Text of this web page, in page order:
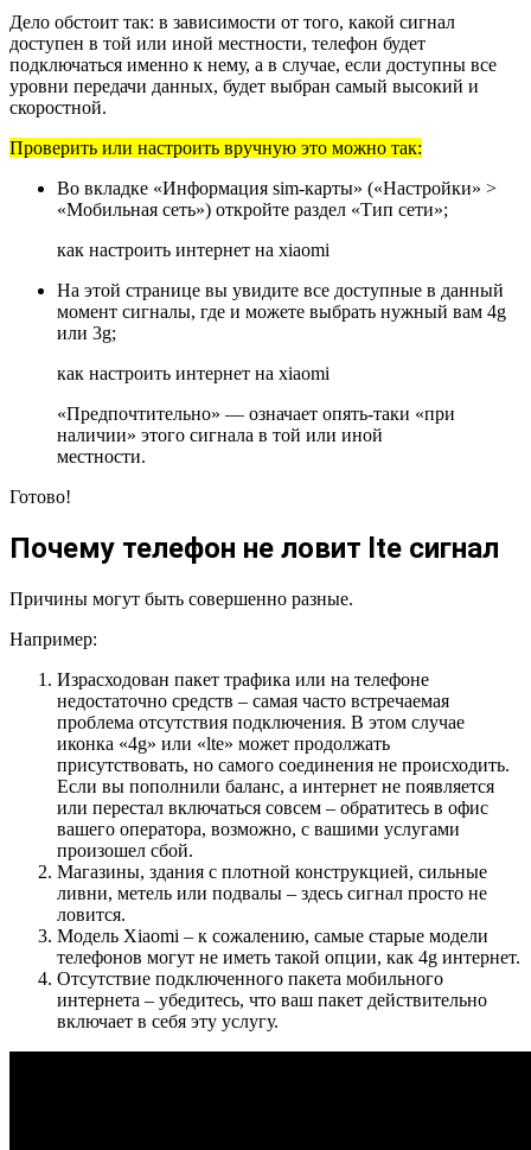
Дело обстоит так: в зависимости от того, какой сигнал
доступен в той или иной местности, телефон будет
подключаться именно к нему, а в случае, если доступны все
уровни передачи данных, будет выбран самый высокий и
скоростной.
Проверить или настроить вручную это можно так:
Во вкладке «Информация sim-карты» («Настройки» >
«Мобильная сеть») откройте раздел «Тип сети»;
как настроить интернет на xiaomi
На этой странице вы увидите все доступные в данный
момент сигналы, где и можете выбрать нужный вам 4g
или 3g;
как настроить интернет на xiaomi
«Предпочтительно» — означает опять-таки «при
наличии» этого сигнала в той или иной
местности.
Готово!
Почему телефон не ловит lte сигнал
Причины могут быть совершенно разные.
Например:
Израсходован пакет трафика или на телефоне
недостаточно средств – самая часто встречаемая
проблема отсутствия подключения. В этом случае
иконка «4g» или «lte» может продолжать
присутствовать, но самого соединения не происходить.
Если вы пополнили баланс, а интернет не появляется
или перестал включаться совсем – обратитесь в офис
вашего оператора, возможно, с вашими услугами
произошел сбой.
Магазины, здания с плотной конструкцией, сильные
ливни, метель или подвалы – здесь сигнал просто не
ловится.
Модель Xiaomi – к сожалению, самые старые модели
телефонов могут не иметь такой опции, как 4g интернет.
Отсутствие подключенного пакета мобильного
интернета – убедитесь, что ваш пакет действительно
включает в себя эту услугу.